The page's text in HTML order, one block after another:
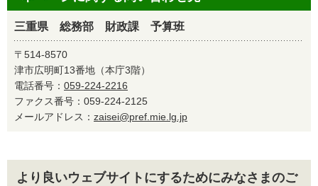
三重県 総務部 財政課 予算班
〒514-8570
津市広明町13番地（本庁3階）
電話番号： 059-224-2216
ファクス番号：059-224-2125
メールアドレス： zaisei@pref.mie.lg.jp
より良いウェブサイトにするためにみなさまのご